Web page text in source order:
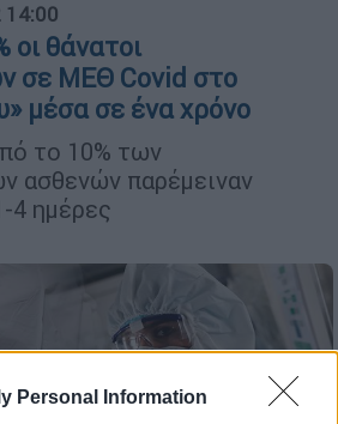
Personal Information
14:00
οι θάνατοι
σε ΜΕΘ Covid στο
μέσα σε ένα χρόνο
το 10% των
ασθενών παρέμειναν
4 ημέρες